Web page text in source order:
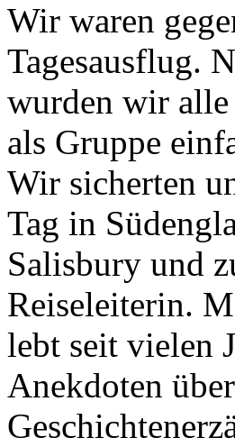
Wir waren
Tagesausflug.
wurden wir
als Gruppe
Wir sicherten
Tag in
Salisbury und
Reiseleiterin.
lebt seit vielen
Anekdoten